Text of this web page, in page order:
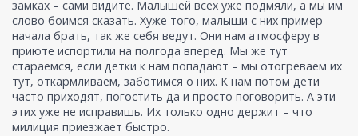
замках – сами видите. Малышей всех уже подмяли, а мы им
слово боимся сказать. Хуже того, малыши с них пример
начала брать, так же себя ведут. Они нам атмосферу в
приюте испортили на полгода вперед. Мы же тут
стараемся, если детки к нам попадают – мы отогреваем их
тут, откармливаем, заботимся о них. К нам потом дети
часто приходят, погостить да и просто поговорить. А эти –
этих уже не исправишь. Их только одно держит – что
милиция приезжает быстро.